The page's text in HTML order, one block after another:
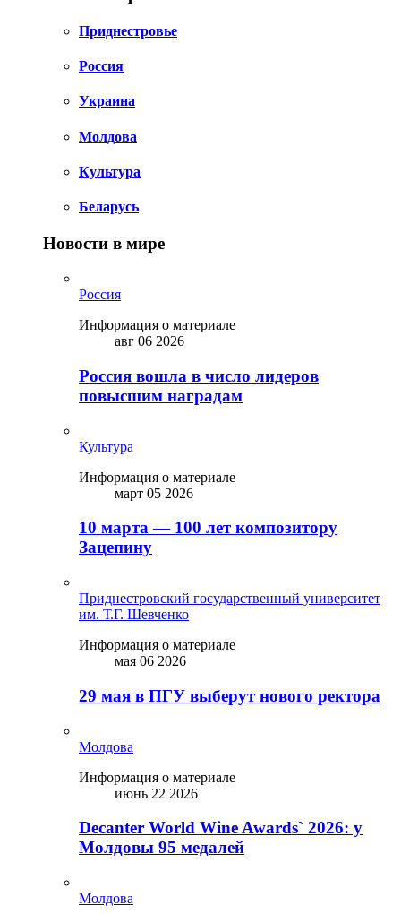
Приднестровье
Россия
Украина
Молдова
Культура
Беларусь
Новости в мире
Россия
Информация о материале
авг 06 2026
Россия вошла в число лидеров
повысшим наградам
Культура
Информация о материале
март 05 2026
10 марта — 100 лет композитору
Зацепину
Приднестровский государственный университет
им. Т.Г. Шевченко
Информация о материале
мая 06 2026
29 мая в ПГУ выберут нового ректора
Молдова
Информация о материале
июнь 22 2026
Decanter World Wine Awards` 2026: у
Молдовы 95 медалей
Молдова